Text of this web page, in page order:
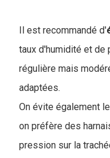
Il est recommandé d'
taux d'humidité et de
régulière mais
adaptées.
On évite également
on préfère des
pression sur la